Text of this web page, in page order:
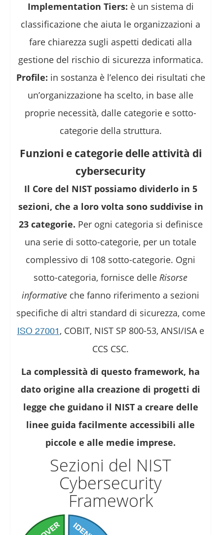
Implementation Tiers: è un sistema di
classificazione che aiuta le organizzazioni a
fare chiarezza sugli aspetti dedicati alla
gestione del rischio di sicurezza informatica.
Profile: in sostanza è l’elenco dei risultati che
un’organizzazione ha scelto, in base alle
proprie necessità, dalle categorie e sotto-
categorie della struttura.
Funzioni e categorie delle attività di
cybersecurity
Il Core del NIST possiamo dividerlo in 5
sezioni, che a loro volta sono suddivise in
23 categorie. Per ogni categoria si definisce
una serie di sotto-categorie, per un totale
complessivo di 108 sotto-categorie. Ogni
sotto-categoria, fornisce delle Risorse
informative che fanno riferimento a sezioni
specifiche di altri standard di sicurezza, come
ISO 27001 , COBIT, NIST SP 800-53, ANSI/ISA e
CCS CSC.
La complessità di questo framework, ha
dato origine alla creazione di progetti di
legge che guidano il NIST a creare delle
linee guida facilmente accessibili alle
piccole e alle medie imprese.
Sezioni del NIST
Cybersecurity
Framework